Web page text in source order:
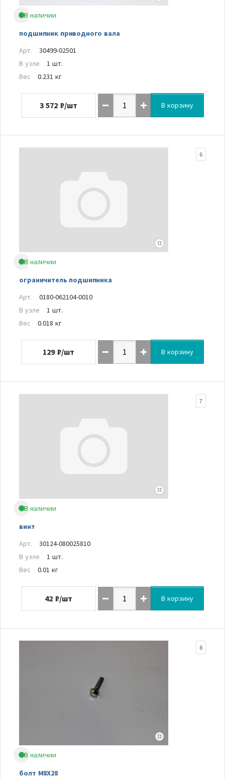
В наличии
подшипник приводного вала
Арт.
30499-02501
В узле
1 шт.
Вес
0.231 кг
3 572 ₽/шт В корзину
В наличии
ограничитель подшипника
6
Арт.
0180-062104-0010
В узле
1 шт.
Вес
0.018 кг
129 ₽/шт В корзину
В наличии
винт
7
Арт.
30124-080025810
В узле
1 шт.
Вес
0.01 кг
42 ₽/шт В корзину
В наличии
болт M8X28
8